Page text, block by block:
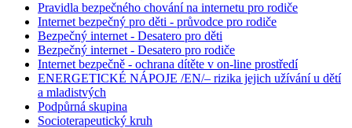
Pravidla bezpečného chování na internetu pro rodiče
Internet bezpečný pro děti - průvodce pro rodiče
Bezpečný internet - Desatero pro děti
Bezpečný internet - Desatero pro rodiče
Internet bezpečně - ochrana dítěte v on-line prostředí
ENERGETICKÉ NÁPOJE /EN/– rizika jejich užívání u dětí
a mladistvých
Podpůrná skupina
Socioterapeutický kruh